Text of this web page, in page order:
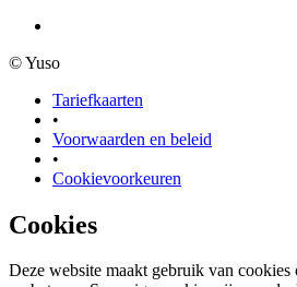
© Yuso
Tariefkaarten
•
Voorwaarden en beleid
•
Cookievoorkeuren
Cookies
Deze website maakt gebruik van cookies